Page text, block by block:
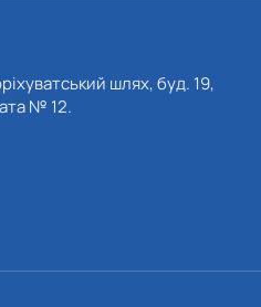
шлях, буд. 19,
№ 12.